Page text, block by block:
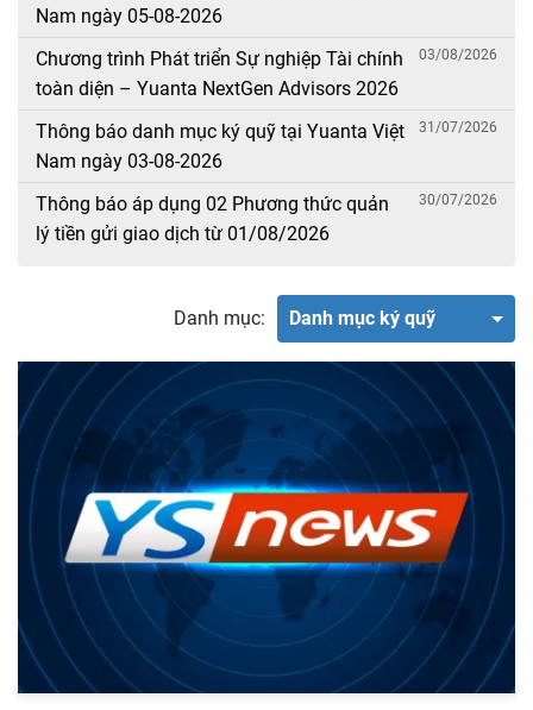
Nam ngày 05-08-2026
Chương trình Phát triển Sự nghiệp Tài chính
toàn diện – Yuanta NextGen Advisors 2026
03/08/2026
Thông báo danh mục ký quỹ tại Yuanta Việt
Nam ngày 03-08-2026
31/07/2026
Thông báo áp dụng 02 Phương thức quản
lý tiền gửi giao dịch từ 01/08/2026
30/07/2026
Danh mục: Danh mục ký quỹ